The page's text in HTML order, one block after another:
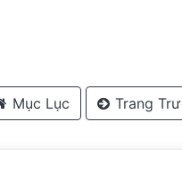
Mục Lục
Trang